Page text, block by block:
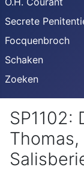
Secrete
Focquenbroch
Schaken
Zoeken